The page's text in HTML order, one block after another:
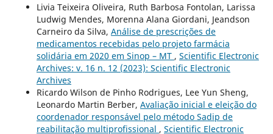
Livia Teixeira Oliveira, Ruth Barbosa Fontolan, Larissa
Ludwig Mendes, Morenna Alana Giordani, Jeandson
Carneiro da Silva, Análise de prescrições de
medicamentos recebidas pelo projeto farmácia
solidária em 2020 em Sinop – MT , Scientific Electronic
Archives: v. 16 n. 12 (2023): Scientific Electronic
Archives
Ricardo Wilson de Pinho Rodrigues, Lee Yun Sheng,
Leonardo Martin Berber, Avaliação inicial e eleição do
coordenador responsável pelo método Sadip de
reabilitação multiprofissional , Scientific Electronic